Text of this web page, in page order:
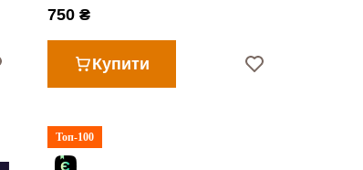
750 ₴
Купити
Топ-100